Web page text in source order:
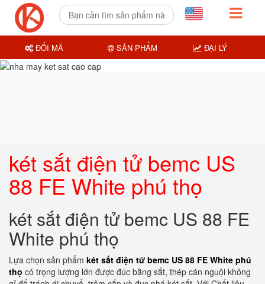
két sắt điện tử bemc US
88 FE White phú thọ
két sắt điện tử bemc US 88 FE
White phú thọ
Lựa chọn sản phẩm két sắt điện tử bemc US 88 FE White phú
thọ có trọng lượng lớn được đúc bằng sắt, thép cán nguội không
ĐỔI MÃ SẢN PHẨM ĐẠI LÝ